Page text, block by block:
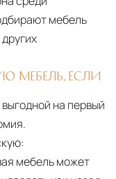
мебель
МЕБЕЛЬ, ЕСЛИ
на первый
мебель может